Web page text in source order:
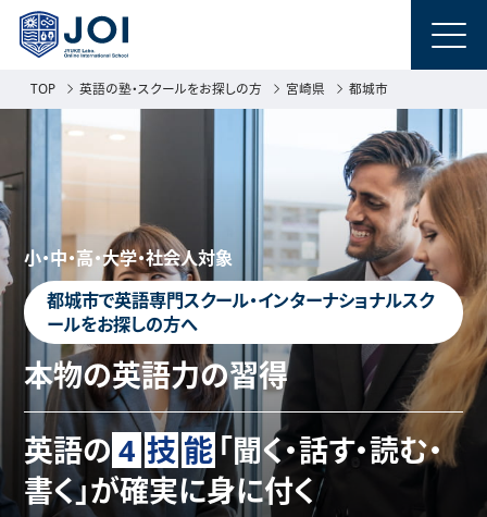
TOP 英語の塾・スクールをお探しの方 宮崎県 都城市
小・中・高・大学・社会人対象
都城市で英語専門スクール・インターナショナルスク
ールをお探しの方へ
本物の英語力の習得
英語の 4 技能 「聞く・話す・読む・
書く」が確実に身に付く